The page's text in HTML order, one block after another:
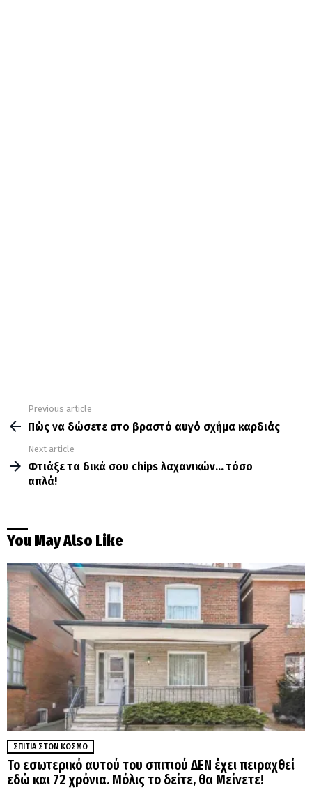
more
Previous article
Πώς να δώσετε στο βραστό αυγό σχήμα καρδιάς
Next article
Φτιάξε τα δικά σου chips λαχανικών… τόσο
απλά!
You May Also Like
ΣΠΊΤΙΑ ΣΤΟΝ ΚΌΣΜΟ
Το εσωτερικό αυτού του σπιτιού ΔΕΝ έχει πειραχθεί
εδώ και 72 χρόνια. Μόλις το δείτε, θα Μείνετε!